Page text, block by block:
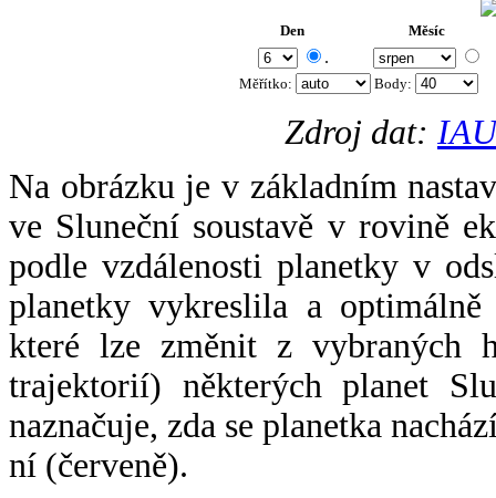
Den Měsíc
.
Měřítko: Body:
Zdroj dat:
Na obrázku je v základním
ve Sluneční soustavě v rovině
podle vzdálenosti planetky v
planetky vykreslila a
které lze změnit z vybraných
trajektorií) některých planet
naznačuje, zda se planetka
ní (červeně).